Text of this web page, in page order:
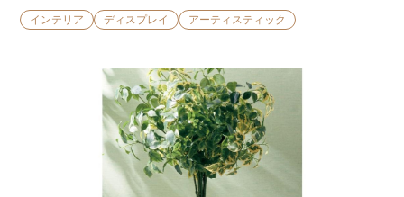
インテリア ディスプレイ アーティスティック